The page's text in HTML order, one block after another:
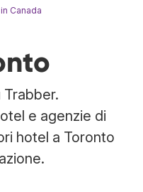
Canada
e agenzie di
hotel a Toronto